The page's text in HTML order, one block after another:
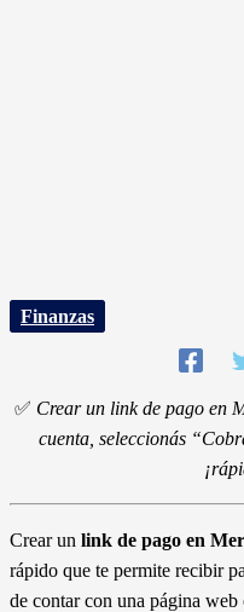
Finanzas
✅ Crear un link de pago en
cuenta, seleccionás
Crear un link de pago en
rápido que te permite recibir
de contar con una página